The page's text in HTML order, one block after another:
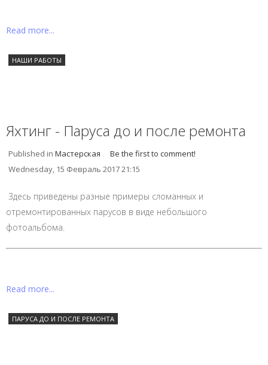
Read more...
НАШИ РАБОТЫ
Яхтинг - Паруса до и после ремонта
Published in Мастерская
Be the first to comment!
Wednesday, 15 Февраль 2017 21:15
Здесь приведены разные примеры сломанных и
отремонтированных парусов в виде небольшого
фотоальбома.
Read more...
ПАРУСА ДО И ПОСЛЕ РЕМОНТА